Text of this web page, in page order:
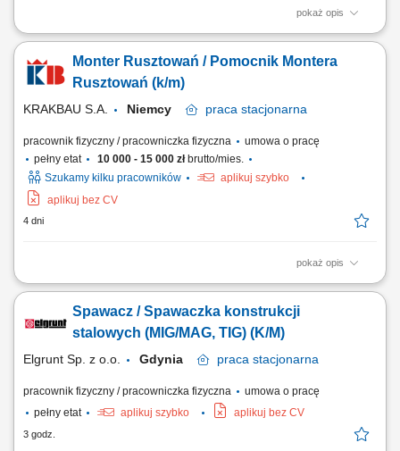
pokaż opis
Opis stanowiska: Montaż konstrukcji stalowych na podstawie rysunku
podesty. Sczepianie elementów metodą MAG przed procesem
spawania. Wykorzystywanie palnika gazowego do przygotowania
Monter Rusztowań / Pomocnik Montera
Rusztowań (k/m)
KRAKBAU S.A. Niemcy praca stacjonarna
pracownik fizyczny / pracowniczka fizyczna
umowa o pracę
pełny etat
10 000 - 15 000 złbrutto/mies.
Szukamy kilku pracowników
aplikuj szybko
aplikuj bez CV
4 dni
pokaż opis
Opis stanowiska: Montaż i demontaż rusztowań na obiektach
brygadzistą w zakresie realizacji projektu budowlanego;
Spawacz / Spawaczka konstrukcji
stalowych (MIG/MAG, TIG) (K/M)
Elgrunt Sp. z o.o. Gdynia praca stacjonarna
pracownik fizyczny / pracowniczka fizyczna
umowa o pracę
pełny etat
aplikuj szybko aplikuj bez CV
3 godz.